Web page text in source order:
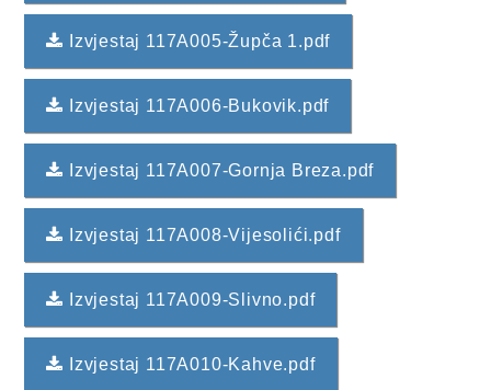
Izvjestaj 117A005-Župča 1.pdf
Izvjestaj 117A006-Bukovik.pdf
Izvjestaj 117A007-Gornja Breza.pdf
Izvjestaj 117A008-Vijesolići.pdf
Izvjestaj 117A009-Slivno.pdf
Izvjestaj 117A010-Kahve.pdf
1999. - 2011. GODINA
OPĆINSKI DOKUMENTI
SLUŽBA ZA FINANSIJE
OPĆINSKO VIJEĆE
SLUŽBA ZA PRIVREDU
OGLASNA PLOČA